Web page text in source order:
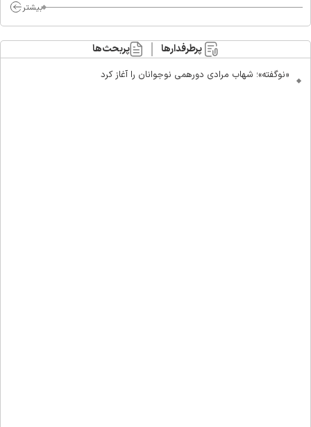
بیشتر
پرطرفدارها پربحث‌ها
«نوگفته»؛ شهاب مرادی دورهمی نوجوانان را آغاز کرد